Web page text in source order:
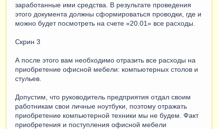
заработанные ими средства. В результате проведения
этого документа должны сформироваться проводки, где и
можно будет посмотреть на счете «20.01» все расходы.
Скрин 3
А после этого вам необходимо отразить все расходы на
приобретение офисной мебели: компьютерных столов и
стульев.
Допустим, что руководитель предприятия отдал своим
работникам свои личные ноутбуки, поэтому отражать
приобретение компьютерной техники мы не будем. Факт
приобретения и поступления офисной мебели